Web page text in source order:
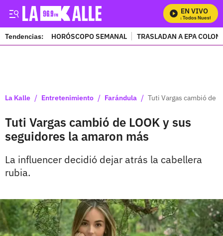
EN VIVO
Mira Todos Nuestros
Tendencias: HORÓSCOPO SEMANAL TRASLADAN A EPA
La Kalle / Entretenimiento / Farándula / Tuti Vargas cambió de
Tuti Vargas cambió de LOOK y sus
seguidores la amaron más
La influencer decidió dejar atrás la cabellera
rubia.